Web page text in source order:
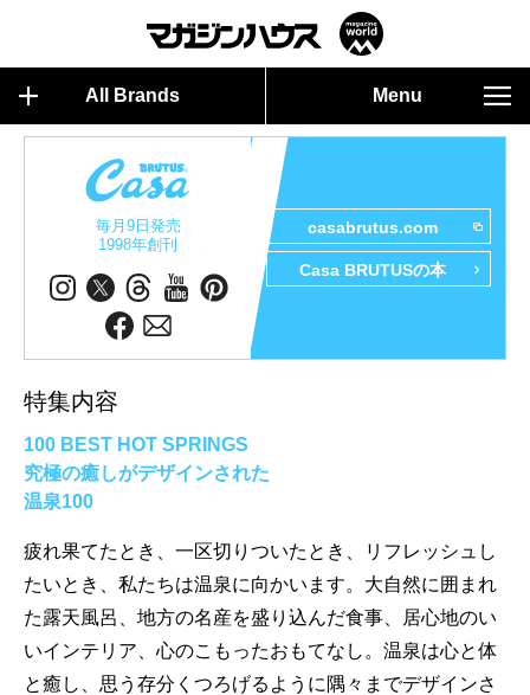
All Brands Menu
毎月9日発売
1998年創刊
casabrutus.com
Casa BRUTUSの本
特集内容
100 BEST HOT SPRINGS
究極の癒しがデザインされた
温泉100
疲れ果てたとき、一区切りついたとき、リフレッシュし
たいとき、私たちは温泉に向かいます。大自然に囲まれ
た露天風呂、地方の名産を盛り込んだ食事、居心地のい
いインテリア、心のこもったおもてなし。温泉は心と体
と癒し、思う存分くつろげるように隅々までデザインさ